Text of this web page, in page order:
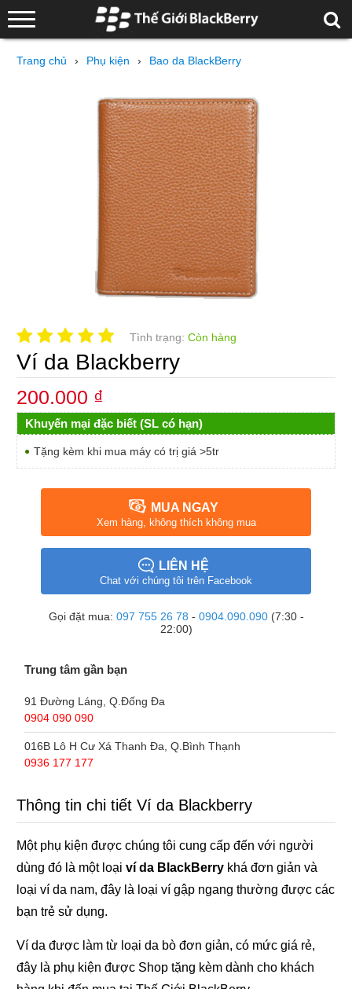
Trang chủ › Phụ kiện › Bao da BlackBerry
Tình trạng:Còn hàng
Ví da Blackberry
200.000 ₫
Khuyến mại đặc biết (SL có hạn)
Tặng kèm khi mua máy có trị giá >5tr
MUA NGAY
Xem hàng, không thích không mua
LIÊN HỆ
Chat với chúng tôi trên Facebook
Gọi đặt mua: 097 755 26 78 - 0904.090.090(7:30 -
22:00)
Trung tâm gần bạn
91 Đường Láng, Q.Đống Đa
0904 090 090
016B Lô H Cư Xá Thanh Đa, Q.Bình Thạnh
0936 177 177
Thông tin chi tiết Ví da Blackberry
Một phụ kiện được chúng tôi cung cấp đến với người
dùng đó là một loạiví da BlackBerry khá đơn giản và
loại ví da nam, đây là loại ví gập ngang thường được các
bạn trẻ sử dụng.
Ví da được làm từ loại da bò đơn giản, có mức giá rẻ,
đây là phụ kiện được Shop tặng kèm dành cho khách